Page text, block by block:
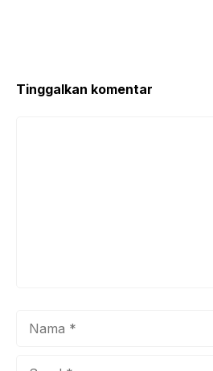
Tinggalkan komentar